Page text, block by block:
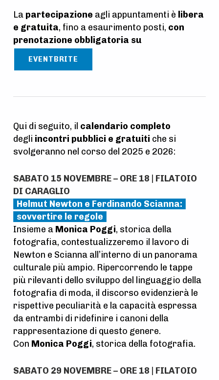
La partecipazione agli appuntamenti è libera
e gratuita, fino a esaurimento posti, con
prenotazione obbligatoria su
EVENTBRITE
Qui di seguito, il calendario completo
degli incontri pubblici e gratuiti che si
svolgeranno nel corso del 2025 e 2026:
SABATO 15 NOVEMBRE – ORE 18 | FILATOIO
DI CARAGLIO
Helmut Newton e Ferdinando Scianna:
sovvertire le regole
Insieme a Monica Poggi, storica della
fotografia, contestualizzeremo il lavoro di
Newton e Scianna all’interno di un panorama
culturale più ampio. Ripercorrendo le tappe
più rilevanti dello sviluppo del linguaggio della
fotografia di moda, il discorso evidenzierà le
rispettive peculiarità e la capacità espressa
da entrambi di ridefinire i canoni della
rappresentazione di questo genere.
Con Monica Poggi, storica della fotografia.
SABATO 29 NOVEMBRE – ORE 18 | FILATOIO